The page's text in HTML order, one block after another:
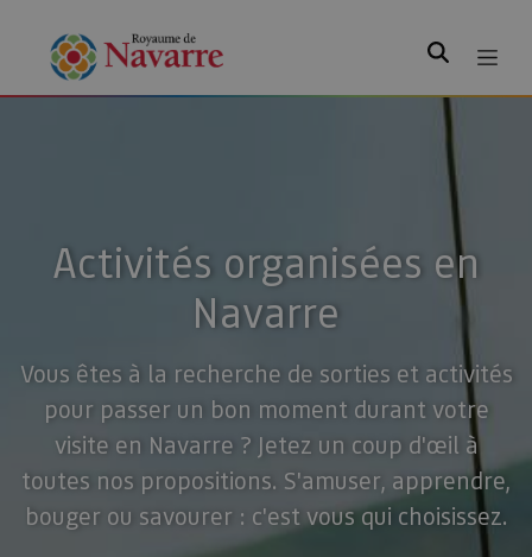
Rechercher
Activités organisées en
Navarre
Vous êtes à la recherche de sorties et activités
pour passer un bon moment durant votre
visite en Navarre ? Jetez un coup d'œil à
toutes nos propositions. S'amuser, apprendre,
bouger ou savourer : c'est vous qui choisissez.